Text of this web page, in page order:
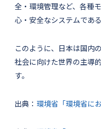
全・環境管理など、各種
心・安全なシステムであ
このように、日本は国内
社会に向けた世界の主導
す。
出典： 環境省「環境省に